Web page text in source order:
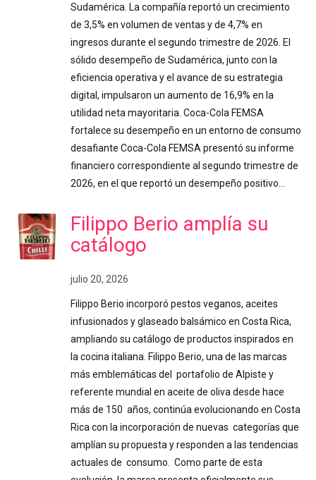
Sudamérica. La compañía reportó un crecimiento
de 3,5% en volumen de ventas y de 4,7% en
ingresos durante el segundo trimestre de 2026. El
sólido desempeño de Sudamérica, junto con la
eficiencia operativa y el avance de su estrategia
digital, impulsaron un aumento de 16,9% en la
utilidad neta mayoritaria. Coca-Cola FEMSA
fortalece su desempeño en un entorno de consumo
desafiante Coca-Cola FEMSA presentó su informe
financiero correspondiente al segundo trimestre de
2026, en el que reportó un desempeño positivo…
Filippo Berio amplía su
catálogo
julio 20, 2026
Filippo Berio incorporó pestos veganos, aceites
infusionados y glaseado balsámico en Costa Rica,
ampliando su catálogo de productos inspirados en
la cocina italiana. Filippo Berio, una de las marcas
más emblemáticas del portafolio de Alpiste y
referente mundial en aceite de oliva desde hace
más de 150 años, continúa evolucionando en Costa
Rica con la incorporación de nuevas categorías que
amplían su propuesta y responden a las tendencias
actuales de consumo. Como parte de esta